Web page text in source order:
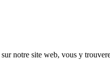
sur notre site web, vous y